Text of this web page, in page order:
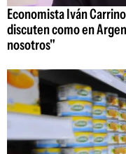
Economista Iván
discuten como en
nosotros"